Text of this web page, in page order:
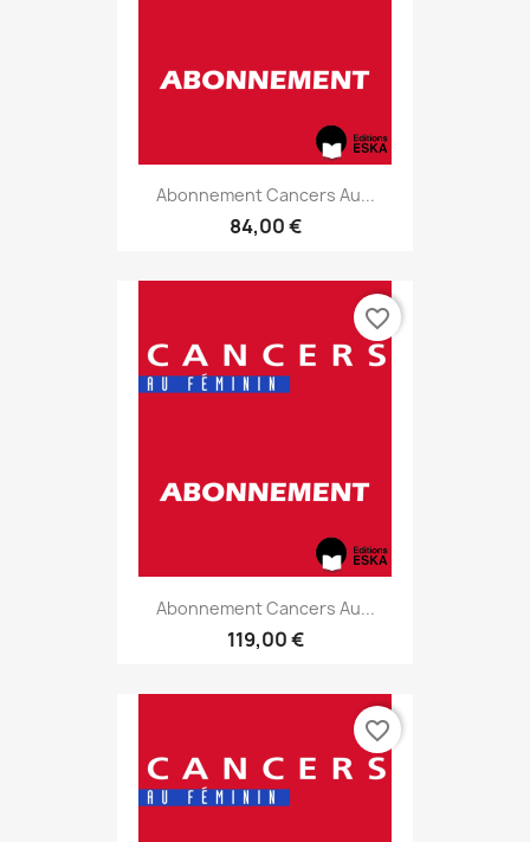
Abonnement Cancers Au...
84,00 €
Abonnement Cancers Au...
119,00 €
favorite_border
favorite_border